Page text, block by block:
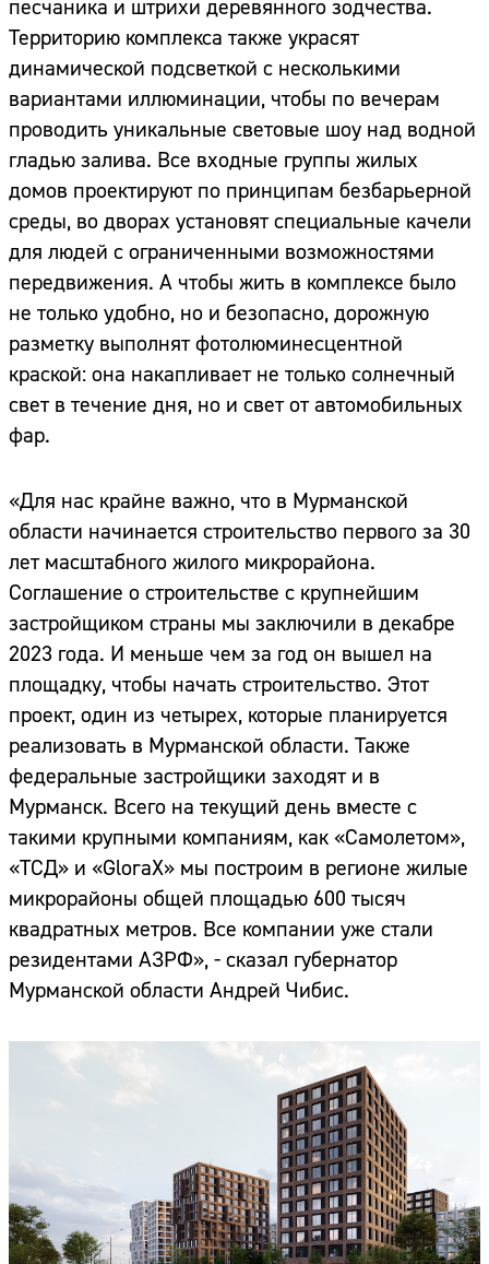
песчаника и штрихи деревянного зодчества.
Территорию комплекса также украсят
динамической подсветкой с несколькими
вариантами иллюминации, чтобы по вечерам
проводить уникальные световые шоу над водной
гладью залива. Все входные группы жилых
домов проектируют по принципам безбарьерной
среды, во дворах установят специальные качели
для людей с ограниченными возможностями
передвижения. А чтобы жить в комплексе было
не только удобно, но и безопасно, дорожную
разметку выполнят фотолюминесцентной
краской: она накапливает не только солнечный
свет в течение дня, но и свет от автомобильных
фар.
«Для нас крайне важно, что в Мурманской
области начинается строительство первого за 30
лет масштабного жилого микрорайона.
Соглашение о строительстве с крупнейшим
застройщиком страны мы заключили в декабре
2023 года. И меньше чем за год он вышел на
площадку, чтобы начать строительство. Этот
проект, один из четырех, которые планируется
реализовать в Мурманской области. Также
федеральные застройщики заходят и в
Мурманск. Всего на текущий день вместе с
такими крупными компаниям, как «Самолетом»,
«ТСД» и «GloraX» мы построим в регионе жилые
микрорайоны общей площадью 600 тысяч
квадратных метров. Все компании уже стали
резидентами АЗРФ», - сказал губернатор
Мурманской области Андрей Чибис.